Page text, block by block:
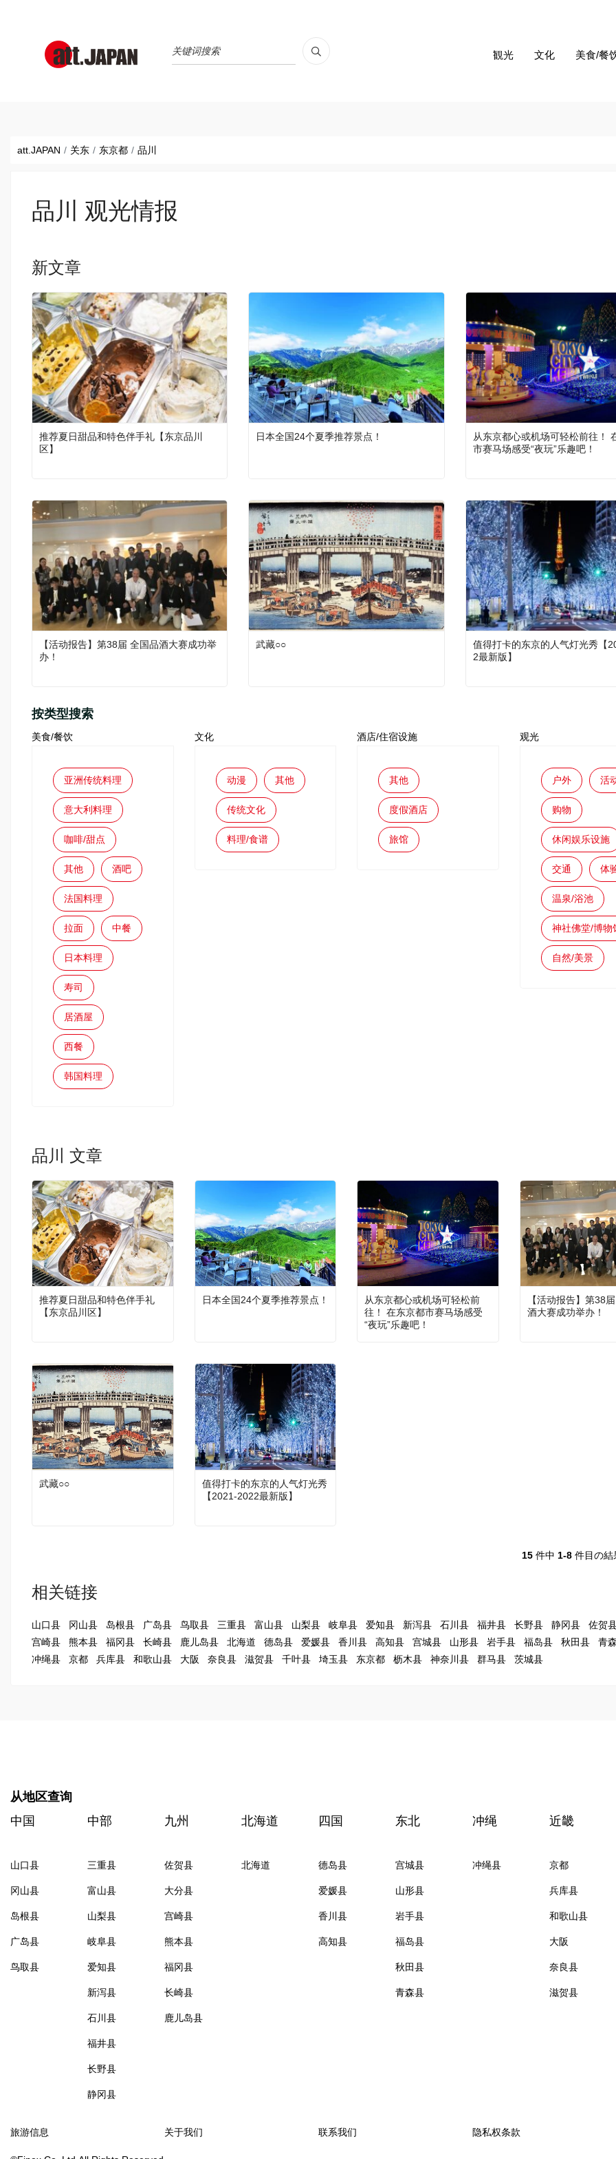
観光 文化 美食/餐
att.JAPAN 关东 东京都 品川
品川 观光情报
新文章
推荐夏日甜品和特色伴手礼【东京品川
区】
日本全国24个夏季推荐景点！
从东京都心或机场可轻松前往！
市赛马场感受“夜玩”乐趣吧！
【活动报告】第38届 全国品酒大赛成功举
办！
武藏○○
值得打卡的东京的人气灯光秀【
2最新版】
按类型搜索
美食/餐饮
亚洲传统料理
意大利料理
咖啡/甜点
其他 酒吧
法国料理
拉面 中餐
日本料理
寿司
居酒屋
西餐
韩国料理
文化
动漫 其他
传统文化
料理/食谱
酒店/住宿设施
其他
度假酒店
旅馆
观光
户外 活
购物
休闲娱乐设施
交通 体
温泉/浴池
神社佛堂/博物
自然/美景
品川 文章
推荐夏日甜品和特色伴手礼
【东京品川区】
日本全国24个夏季推荐景点！
从东京都心或机场可轻松前
往！ 在东京都市赛马场感受
“夜玩”乐趣吧！
【活动报告】第38
酒大赛成功举办！
武藏○○
值得打卡的东京的人气灯光秀
【2021-2022最新版】
15 件中 1-8 件目の結
相关链接
山口县 冈山县 岛根县 广岛县 鸟取县 三重县 富山县 山梨县 岐阜县 爱知县 新泻县 石川县 福井县 长野县 静冈县
佐贺
宫崎县
熊本县 福冈县 长崎县 鹿儿岛县 北海道 德岛县 爱媛县 香川县 高知县 宫城县 山形县 岩手县 福岛县 秋田县
青
冲绳县
京都 兵库县 和歌山县 大阪 奈良县 滋贺县 千叶县 埼玉县 东京都 枥木县 神奈川县 群马县 茨城县
从地区查询
中国
山口县
冈山县
岛根县
广岛县
鸟取县
中部
三重县
富山县
山梨县
岐阜县
爱知县
新泻县
石川县
福井县
长野县
静冈县
九州
佐贺县
大分县
宫崎县
熊本县
福冈县
长崎县
鹿儿岛县
北海道
北海道
四国
德岛县
爱媛县
香川县
高知县
东北
宫城县
山形县
岩手县
福岛县
秋田县
青森县
冲绳
冲绳县
近畿
京都
兵库县
和歌山县
大阪
奈良县
滋贺县
旅游信息 关于我们 联系我们 隐私权条款